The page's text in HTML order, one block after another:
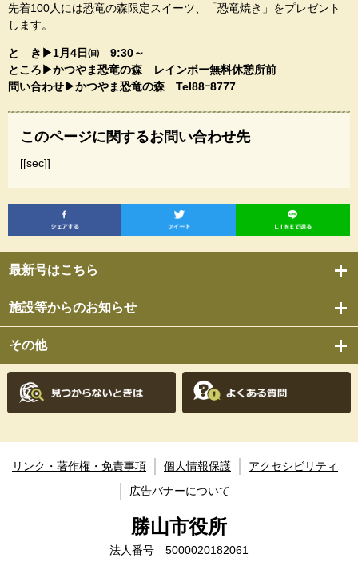
最新号はこちら
施設等からのお知らせ
その他
先着100人には恐竜の森限定スイーツ、「恐竜焼き」をプレゼント
します。
と き▶1月4日㈰ 9:30～​
ところ▶かつやま恐竜の森 レインボー無料休憩所前​
​問い合わせ▶かつやま恐竜の森​​ Tel88ｰ8777​​
このページに関するお問い合わせ先
[[sec]]
リンク・著作権・免責事項 個人情報保護
アクセシビリティ
広告バナーについて
勝山市役所
法人番号 5000020182061